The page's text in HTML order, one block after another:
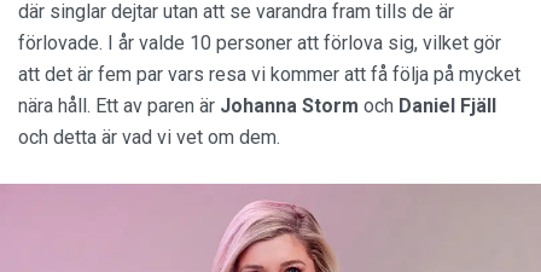
där singlar dejtar utan att se varandra fram tills de är
förlovade. I år valde 10 personer att förlova sig, vilket gör
att det är fem par vars resa vi kommer att få följa på mycket
nära håll. Ett av paren är Johanna Storm och Daniel Fjäll
och detta är vad vi vet om dem.